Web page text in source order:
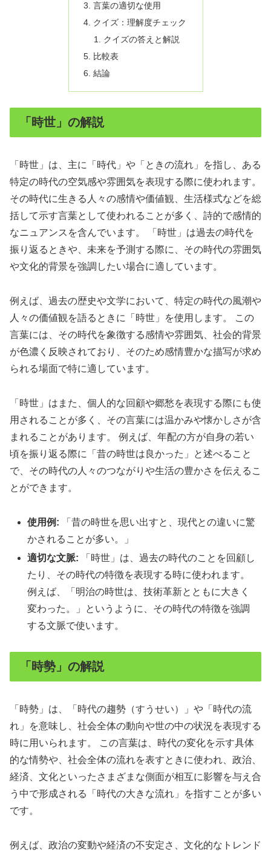
言葉の適切な使用
クイズ：理解度チェック
クイズの答えと解説
比較表
結論
「時世」の解説
「時世」は、主に「時代」や「ときの流れ」を指し、ある
特定の時代の空気感や雰囲気を表現する際に使われます。
その時代に生きる人々の感情や価値観、生活様式などを総
括して示す言葉として使われることが多く、詩的で感情的
なニュアンスを含んでいます。 「時世」は過去の時代を
振り返るときや、未来を予測する際に、その時代の雰囲気
や文化的背景を強調したい場合に適しています。
例えば、過去の歴史や文学において、特定の時代の風潮や
人々の価値観を語るときに「時世」を使用します。 この
言葉には、その時代を象徴する感情や雰囲気、社会的背景
が色濃く反映されており、そのため感情豊かな描写が求め
られる場面で特に適しています。
「時世」はまた、個人的な回顧や郷愁を表現する際にも使
用されることが多く、その言葉には温かみや懐かしさが含
まれることがあります。 例えば、年配の方が自身の若い
頃を振り返る際に「昔の時世は良かった」と述べること
で、その時代の人々のつながりや生活の豊かさを伝えるこ
とができます。
使用例: 「昔の時世を思い出すと、現代との違いに驚
かされることが多い。」
適切な文脈: 「時世」は、過去の時代のことを回顧し
たり、その時代の特徴を表現する時に使われます。
例えば、「明治の時世は、技術革新とともに大きく
変わった。」というように、その時代の特徴を強調
する文脈で使います。
「時勢」の解説
「時勢」は、「時代の趨勢（すうせい）」や「時代の流
れ」を意味し、社会全体の動向や世の中の状況を表現する
時に用いられます。 この言葉は、時代の変化を示す具体
的な情勢や、社会全体の流れを表すときに使われ、政治、
経済、文化といったさまざまな側面が相互に影響を与え合
う中で形成される「時代の大きな流れ」を指すことが多い
です。
例えば、政治の変動や経済の不安定さ、文化的なトレンド